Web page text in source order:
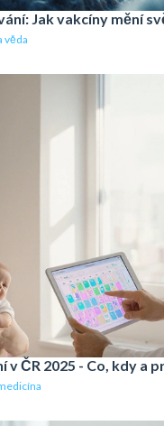
Jak vakcíny mění
věda
v ČR 2025 - Co, kdy a